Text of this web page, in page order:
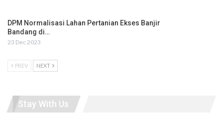
DPM Normalisasi Lahan Pertanian Ekses Banjir
Bandang di…
23 Dec 2023
PREV NEXT
Stay With Us